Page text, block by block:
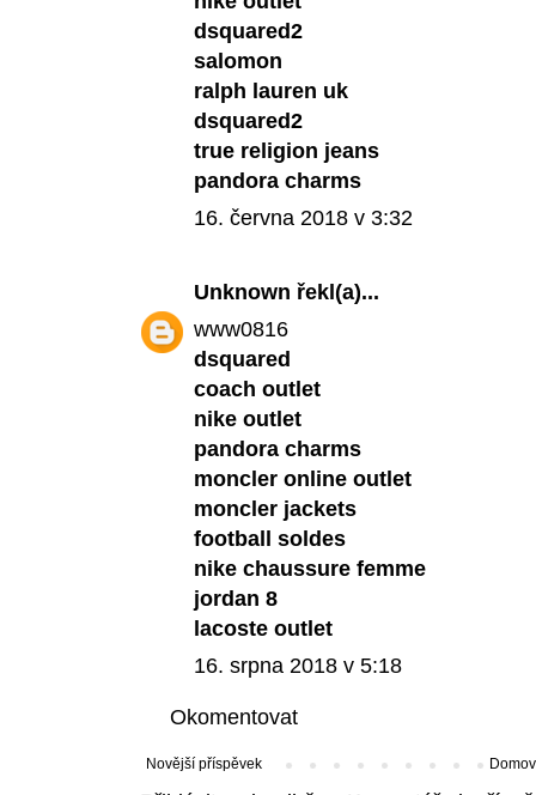
dsquared2
salomon
ralph lauren uk
dsquared2
true religion jeans
pandora charms
16. června 2018 v 3:32
Unknown řekl(a)...
www0816
dsquared
coach outlet
nike outlet
pandora charms
moncler online outlet
moncler jackets
football soldes
nike chaussure femme
jordan 8
lacoste outlet
16. srpna 2018 v 5:18
Okomentovat
Novější příspěvek